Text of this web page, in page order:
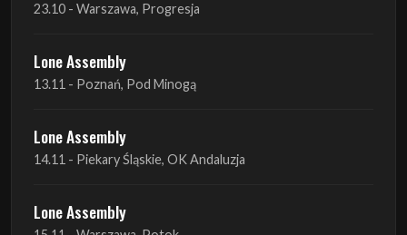
Lone Assembly
14.11 - Piekary Śląskie, OK Andaluzja
Lone Assembly
15.11 - Warszawa, Potok